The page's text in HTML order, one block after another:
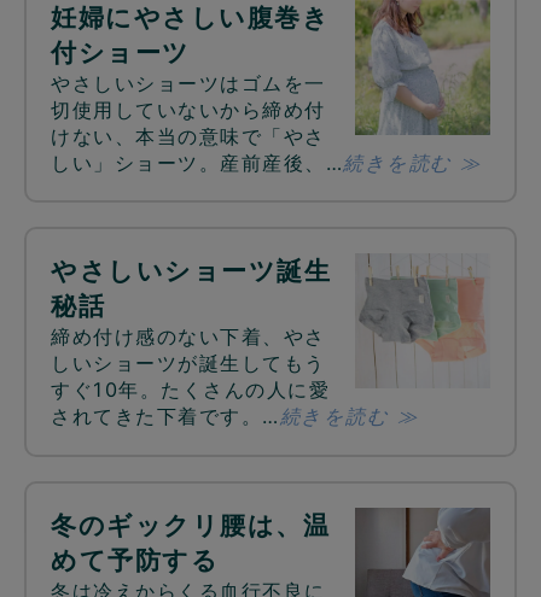
妊婦にやさしい腹巻き
付ショーツ
やさしいショーツはゴムを一
切使用していないから締め付
けない、本当の意味で「やさ
しい」ショーツ。産前産後、…続きを読む ≫
やさしいショーツ誕生
秘話
締め付け感のない下着、やさ
しいショーツが誕生してもう
すぐ10年。たくさんの人に愛
されてきた下着です。…続きを読む ≫
冬のギックリ腰は、温
めて予防する
冬は冷えからくる血行不良に